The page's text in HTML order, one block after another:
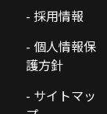
- 採用情報
- 個人情報保
護方針
- サイトマッ